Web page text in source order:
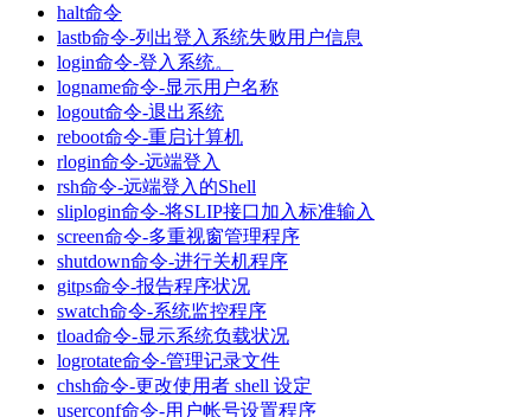
halt命令
lastb命令-列出登入系统失败用户信息
login命令-登入系统。
logname命令-显示用户名称
logout命令-退出系统
reboot命令-重启计算机
rlogin命令-远端登入
rsh命令-远端登入的Shell
sliplogin命令-将SLIP接口加入标准输入
screen命令-多重视窗管理程序
shutdown命令-进行关机程序
gitps命令-报告程序状况
swatch命令-系统监控程序
tload命令-显示系统负载状况
logrotate命令-管理记录文件
chsh命令-更改使用者 shell 设定
userconf命令-用户帐号设置程序